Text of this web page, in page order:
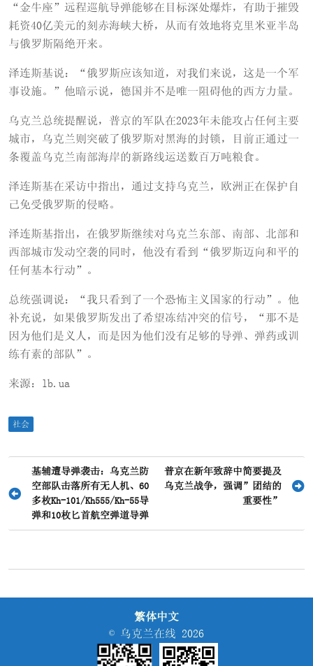
“金牛座”远程巡航导弹能够在目标深处爆炸，有助于摧毁
耗资40亿美元的刻赤海峡大桥，从而有效地将克里米亚半岛
与俄罗斯隔绝开来。
泽连斯基说：“俄罗斯应该知道，对我们来说，这是一个军
事设施。”他暗示说，德国并不是唯一阻碍他的西方力量。
乌克兰总统提醒说，普京的军队在2023年未能攻占任何主要
城市，乌克兰则突破了俄罗斯对黑海的封锁，目前正通过一
条覆盖乌克兰南部海岸的新路线运送数百万吨粮食。
泽连斯基在采访中指出，通过支持乌克兰，欧洲正在保护自
己免受俄罗斯的侵略。
泽连斯基指出，在俄罗斯继续对乌克兰东部、南部、北部和
西部城市发动空袭的同时，他没有看到“俄罗斯迈向和平的
任何基本行动”。
总统强调说：“我只看到了一个恐怖主义国家的行动”。他
补充说，如果俄罗斯发出了希望冻结冲突的信号，“那不是
因为他们是义人，而是因为他们没有足够的导弹、弹药或训
练有素的部队”。
来源：lb.ua
社会
章
航
基辅遭导弹袭击：乌克兰防
空部队击落所有无人机、60
多枚Kh-101/Kh555/Kh-55导
弹和10枚匕首航空弹道导弹
普京在新年致辞中简要提及
乌克兰战争，强调”团结的
重要性”
繁体中文
© 乌克兰在线 2026